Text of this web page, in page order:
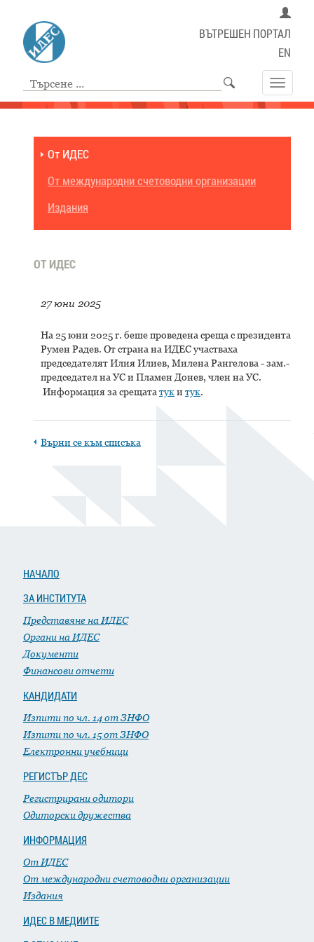
ВЪТРЕШЕН ПОРТАЛ
EN
Toggle
От ИДЕС
От международни счетоводни организации
Издания
ОТ ИДЕС
27 юни 2025
На 25 юни 2025 г. беше проведена среща с президента
Румен Радев. От страна на ИДЕС участваха
председателят Илия Илиев, Милена Рангелова - зам.-
председател на УС и Пламен Донев, член на УС.
Информация за срещата туки тук.
Върни се към списъка
НАЧАЛО
ЗА ИНСТИТУТА
Представяне на ИДЕС
Органи на ИДЕС
Документи
Финансови отчети
КАНДИДАТИ
Изпити по чл. 14 от ЗНФО
Изпити по чл. 15 от ЗНФО
Електронни учебници
РЕГИСТЪР ДЕС
Регистрирани одитори
Одиторски дружества
ИНФОРМАЦИЯ
От ИДЕС
От международни счетоводни организации
Издания
ИДЕС В МЕДИИТЕ